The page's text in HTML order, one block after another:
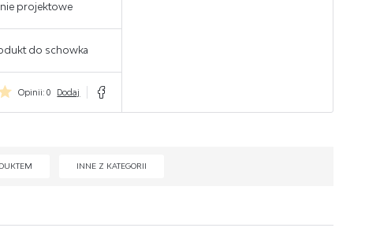
projektowe
do schowka
Opinii: 0 Dodaj
INNE Z KATEGORII